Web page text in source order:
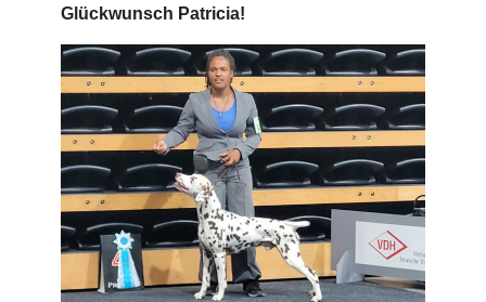
Glückwunsch Patricia!